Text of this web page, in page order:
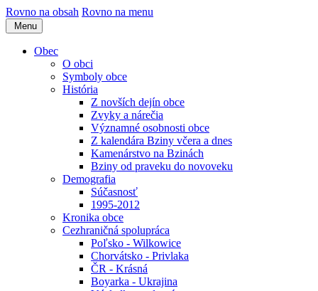
Rovno na obsah Rovno na menu
Menu
Obec
O obci
Symboly obce
História
Z novších dejín obce
Zvyky a nárečia
Významné osobnosti obce
Z kalendára Bziny včera a dnes
Kamenárstvo na Bzinách
Bziny od praveku do novoveku
Demografia
Súčasnosť
1995-2012
Kronika obce
Cezhraničná spolupráca
Poľsko - Wilkowice
Chorvátsko - Privlaka
ČR - Krásná
Boyarka - Ukrajina